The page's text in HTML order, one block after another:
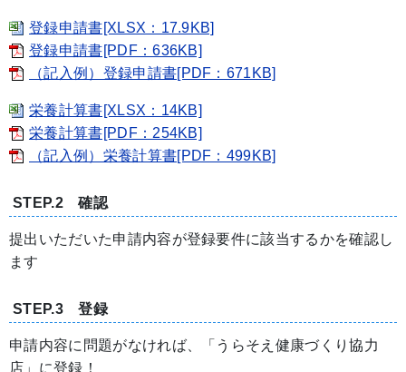
登録申請書[XLSX：17.9KB]
登録申請書[PDF：636KB]
（記入例）登録申請書[PDF：671KB]
栄養計算書[XLSX：14KB]
栄養計算書[PDF：254KB]
（記入例）栄養計算書[PDF：499KB]
STEP.2 確認
提出いただいた申請内容が登録要件に該当するかを確認し
ます
STEP.3 登録
申請内容に問題がなければ、「うらそえ健康づくり協力
店」に登録！